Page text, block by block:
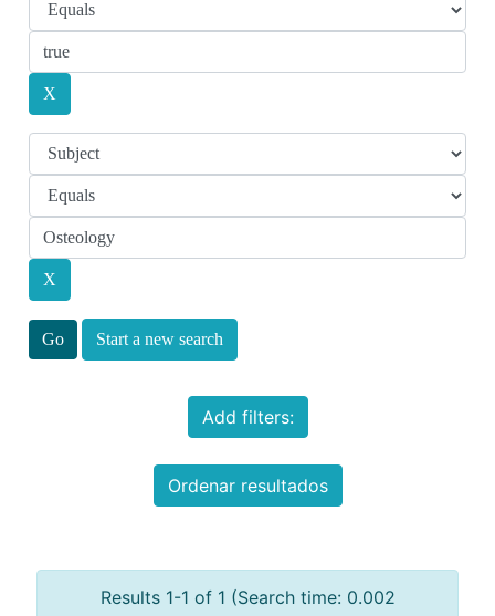
Start a new search
Add filters:
Ordenar resultados
Results 1-1 of 1 (Search time: 0.002